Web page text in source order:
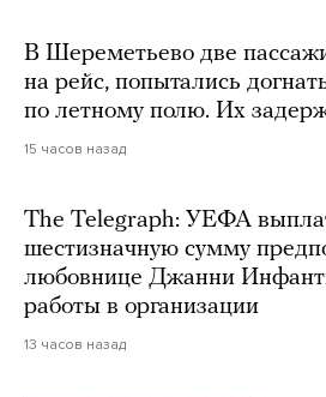
В Шереметьево две
на рейс, попытались
по летному полю. Их
15 часов назад
The Telegraph: УЕФА
шестизначную сумму
любовнице Джанни
работы в организации
13 часов назад